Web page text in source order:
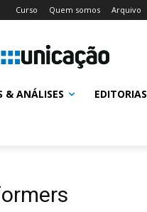
Curso Quem somos Arquivo
& ANÁLISES EDITORIAS